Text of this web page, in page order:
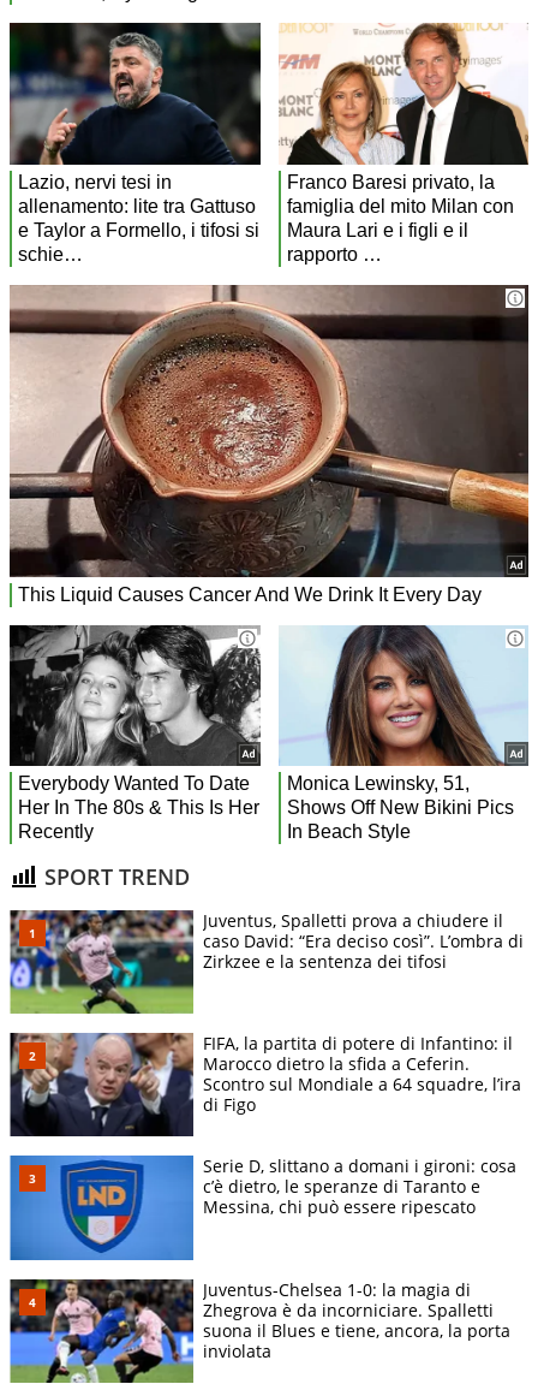
SPORT TREND
Juventus, Spalletti prova a chiudere il
caso David: “Era deciso così”. L’ombra di
Zirkzee e la sentenza dei tifosi
FIFA, la partita di potere di Infantino: il
Marocco dietro la sfida a Ceferin.
Scontro sul Mondiale a 64 squadre, l’ira
di Figo
Serie D, slittano a domani i gironi: cosa
c’è dietro, le speranze di Taranto e
Messina, chi può essere ripescato
Juventus-Chelsea 1-0: la magia di
Zhegrova è da incorniciare. Spalletti
suona il Blues e tiene, ancora, la porta
inviolata